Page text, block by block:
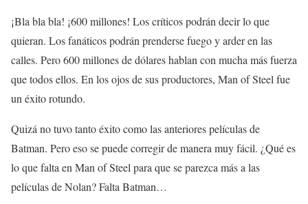
¡Bla bla bla! ¡600 millones! Los críticos podrán decir lo que
quieran. Los fanáticos podrán prenderse fuego y arder en las
calles. Pero 600 millones de dólares hablan con mucha más fuerza
que todos ellos. En los ojos de sus productores, Man of Steel fue
un éxito rotundo.
Quizá no tuvo tanto éxito como las anteriores películas de
Batman. Pero eso se puede corregir de manera muy fácil. ¿Qué es
lo que falta en Man of Steel para que se parezca más a las
películas de Nolan? Falta Batman…